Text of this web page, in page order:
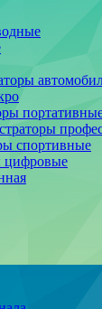
спортивные
цифровые